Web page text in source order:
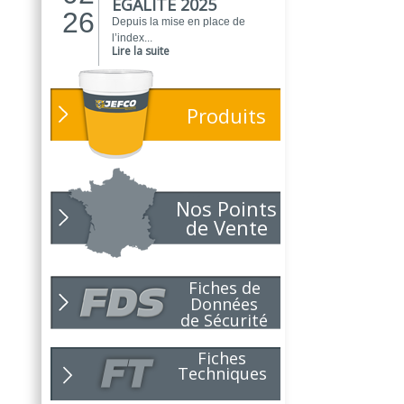
26
Depuis la mise en place de
l’index...
Lire la suite
01
26
ATELIER DU
PEINTRE 2026 !
Parce que chaque chantier
compte, nous...
Lire la suite
01
26
NOUVEAUTÉ
POLARIS
Toujours soucieux des besoins
Lire la suite
01
26
NOUVELLE ANNÉE,
NOUVEAUX
PROJETS !
Pour 2026, le choix du bon
Lire la suite
10 NOUVEAUTÉ
Produits
Nos Points
de Vente
Fiches de
Données
de Sécurité
Fiches
Techniques